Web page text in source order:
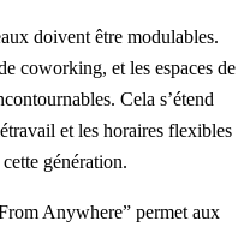
doivent être modulables.
coworking, et les espaces de
Cela s’étend
et les horaires flexibles
génération.
Anywhere” permet aux